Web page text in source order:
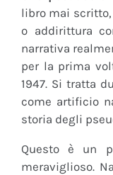
libro mai
o addirittura
narrativa
per la prima
1947. Si tratta
come artificio
storia degli
Questo è un
meraviglioso.